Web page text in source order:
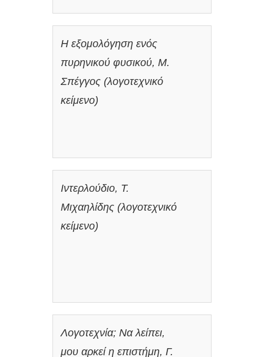
Η εξομολόγηση ενός
πυρηνικού φυσικού, Μ.
Σπέγγος (λογοτεχνικό
κείμενο)
Ιντερλούδιο, Τ.
Μιχαηλίδης (λογοτεχνικό
κείμενο)
Λογοτεχνία; Να λείπει,
μου αρκεί η επιστήμη, Γ.